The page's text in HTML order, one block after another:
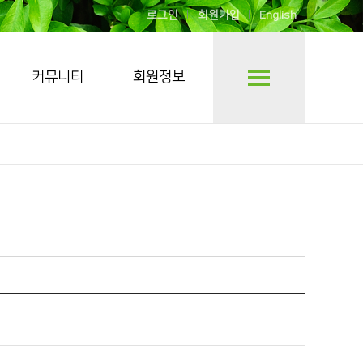
로그인 회원가입 English
커뮤니티 회원정보